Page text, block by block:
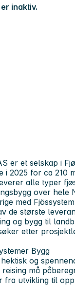
inaktiv.
er et selskap i
i 2025 for ca 210
alle typer
over hele
med
de største
og bygg til
etter
Bygg
og
må
fra utvikling til